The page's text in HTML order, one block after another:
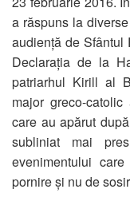
a răspuns la
audiență de Sfântul
Declarația de la
patriarhul Kirill al
major greco-
care au apărut
subliniat mai
evenimentului
pornire și nu de